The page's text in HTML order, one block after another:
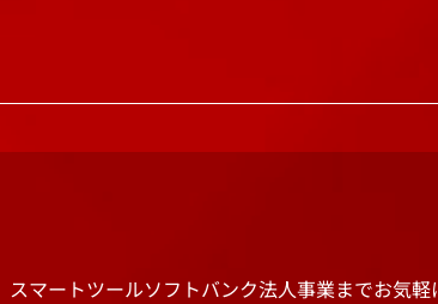
マートツールソフトバンク法人事業までお気軽